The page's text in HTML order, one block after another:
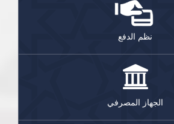
نظم الدفع
الجهاز المصرفي